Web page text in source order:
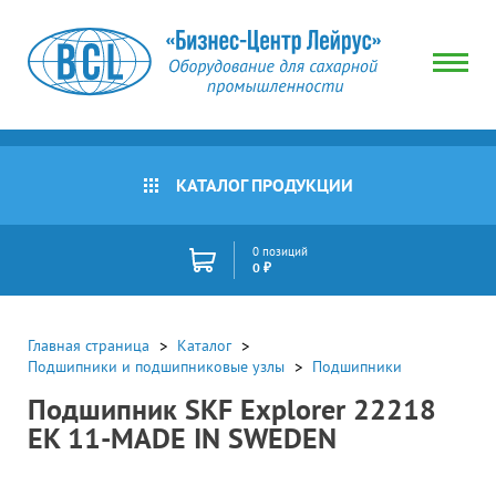
КАТАЛОГ ПРОДУКЦИИ
0 позиций
0 ₽
Главная страница
Каталог
Подшипники и подшипниковые узлы
Подшипники
Подшипник SKF Explorer 22218
EK 11-MADE IN SWEDEN